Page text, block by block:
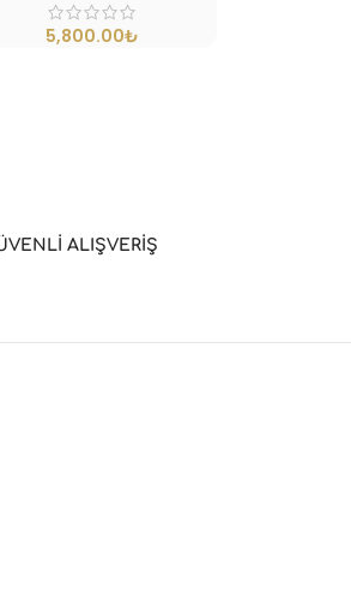
₺
ALIŞVERİŞ